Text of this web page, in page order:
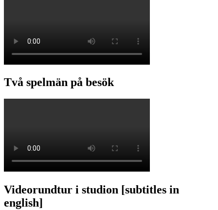
Två spelmän på besök
Videorundtur i studion [subtitles in
english]